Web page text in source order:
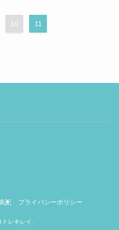
10 11
記 プライバシーポリシー
レキレイ.